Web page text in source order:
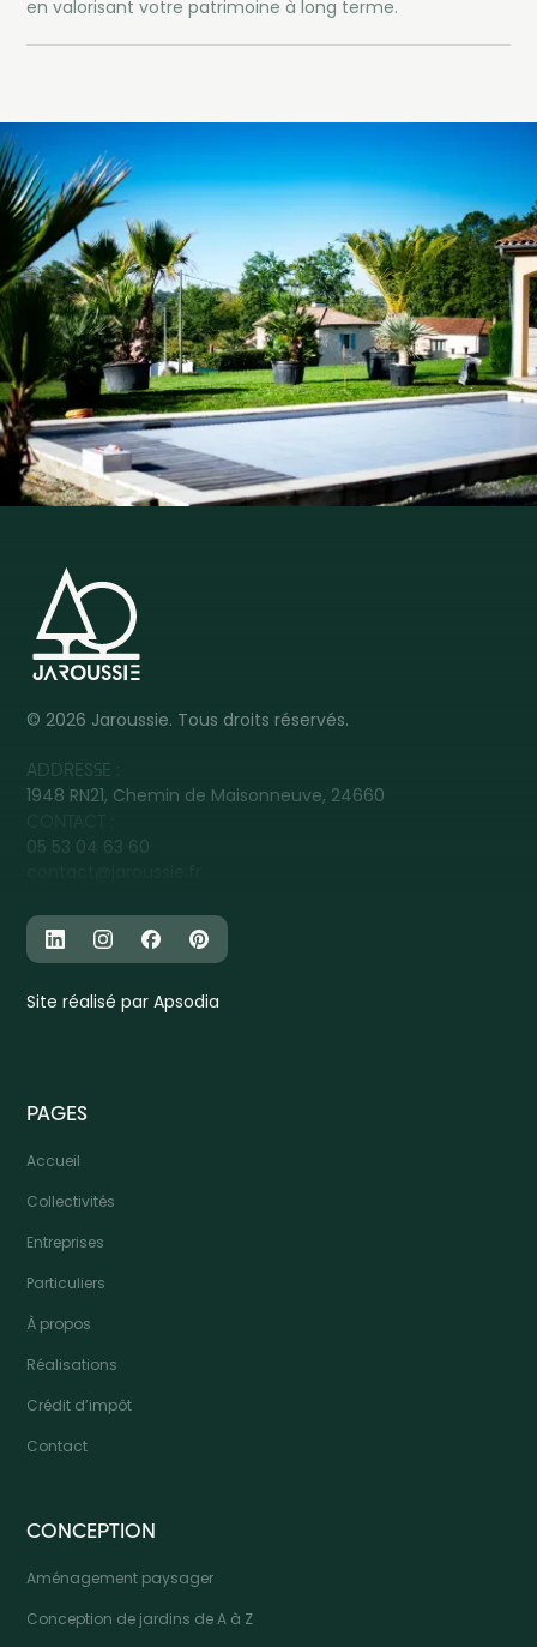
en valorisant votre patrimoine à long terme.
© 2026 Jaroussie. Tous droits réservés.
ADDRESSE :
1948 RN21, Chemin de Maisonneuve, 24660
05 53 04 63 60
Site réalisé par Apsodia
PAGES
Accueil
Collectivités
Entreprises
Particuliers
À propos
Réalisations
Crédit d’impôt
Contact
CONCEPTION
Aménagement paysager
Conception de jardins de A à Z